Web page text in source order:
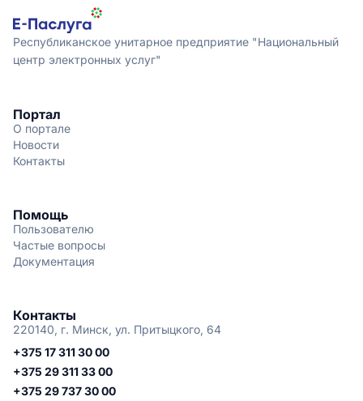
Республиканское унитарное предприятие "Национальный
центр электронных услуг"
Портал
О портале
Новости
Контакты
Помощь
Пользователю
Частые вопросы
Документация
Контакты
220140, г. Минск, ул. Притыцкого, 64
+375 17 311 30 00
+375 29 311 33 00
+375 29 737 30 00